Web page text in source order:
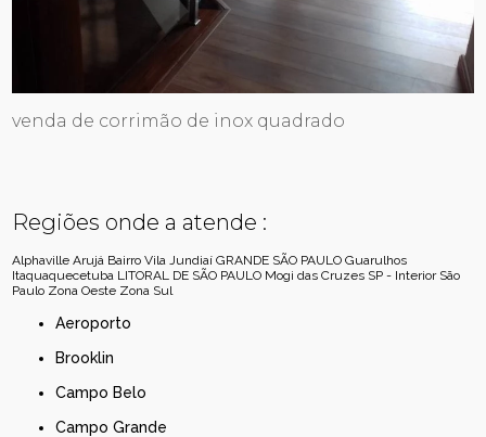
venda de corrimão de inox quadrado
Regiões onde a atende :
Alphaville Arujá Bairro Vila Jundiaí GRANDE SÃO PAULO Guarulhos
Itaquaquecetuba LITORAL DE SÃO PAULO Mogi das Cruzes SP - Interior São
Paulo Zona Oeste Zona Sul
Aeroporto
Brooklin
Campo Belo
Campo Grande